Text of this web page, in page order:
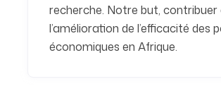
recherche. Notre but, contribuer
l’amélioration de l’efficacité des
économiques en Afrique.